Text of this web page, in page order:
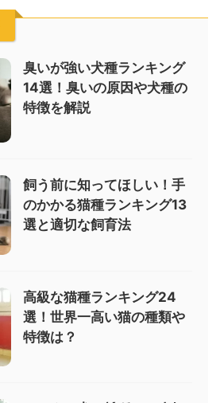
臭いが強い犬種ランキング
14選！臭いの原因や犬種の
特徴を解説
飼う前に知ってほしい！手
のかかる猫種ランキング13
選と適切な飼育法
高級な猫種ランキング24
選！世界一高い猫の種類や
特徴は？